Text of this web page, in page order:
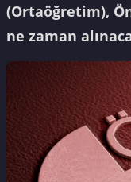
(Ortaöğretim),
ne zaman